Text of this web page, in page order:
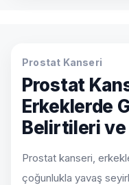
Prostat Kanseri
Prostat
Erkeklerde
Belirtileri
Prostat kanseri,
çoğunlukla yavaş